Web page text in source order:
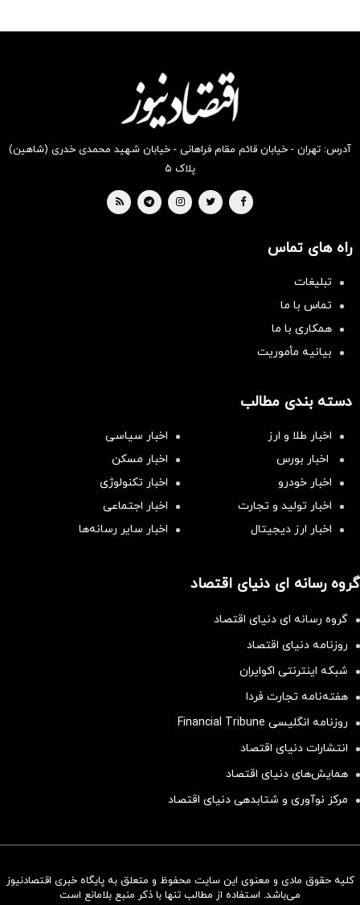
سرمایه‌گذاری همسنگ با شاخص
بخر!
بخر !
آدرس: تهران - خیابان قائم مقام فراهانی - خیابان شهید محمدی خدری (شاهین)
پلاک ۵
راه های تماس
تبلیغات
تماس با ما
همکاری با ما
بیانیه مأموریت
دسته بندی مطالب
اخبار طلا و ارز
اخبار سیاسی
اخبار بورس
اخبار مسکن
اخبار خودرو
اخبار تکنولوژی
اخبار تولید و تجارت
اخبار اجتماعی
اخبار ارز دیجیتال
اخبار سایر رسانه‌‌ها
گروه رسانه ای دنیای اقتصاد
گروه رسانه ای دنیای اقتصاد
روزنامه دنیای اقتصاد
شبکه اینترنتی اکوایران
هفته‌نامه تجارت فردا
روزنامه انگلیسی Financial Tribune
انتشارات دنیای اقتصاد
همایش‌های دنیای اقتصاد
مرکز نوآوری و شتابدهی دنیای اقتصاد
کلیه حقوق مادی و معنوی این سایت محفوظ و متعلق به پایگاه خبری اقتصادنیوز
می‌باشد. استفاده از مطالب تنها با ذکر منبع بلامانع است